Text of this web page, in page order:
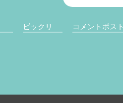
ビックリ コメントポスト